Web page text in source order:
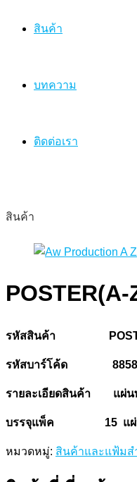
สินค้า
บทความ
ติดต่อเรา
สินค้า
POSTER(A-
รหัสสินค้า
รหัสบาร์โค้ด
รายละเอียดสินค้า แผ่น
บรรจุแพ็ค 15 แ
หมวดหมู่: สินค้าและแฟ้มส